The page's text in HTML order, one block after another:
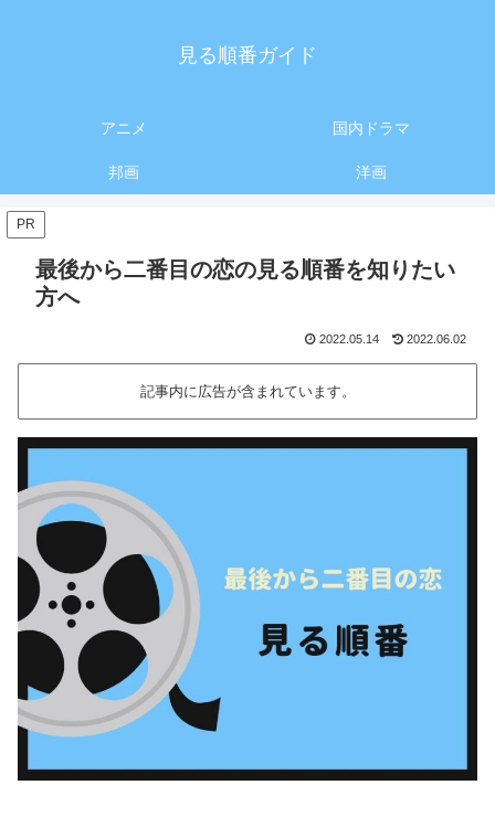
見る順番ガイド
アニメ 国内ドラマ
邦画 洋画
PR
最後から二番目の恋の見る順番を知りたい
方へ
2022.05.14 2022.06.02
記事内に広告が含まれています。